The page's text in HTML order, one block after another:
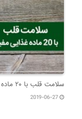
سلامت قلب با ۲۰ ماده غذایی مفید!
2019-06-27